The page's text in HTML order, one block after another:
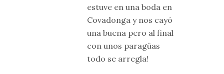
estuve en una boda en
Covadonga y nos cayó
una buena pero al final
con unos paragüas
todo se arregla!